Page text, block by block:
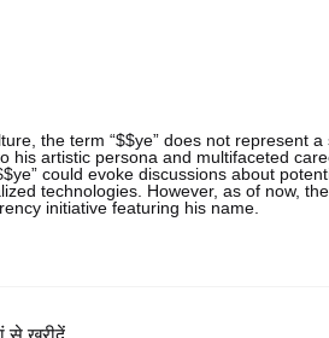
the term “$$ye” does not represent
his artistic persona and multifaceted
could evoke discussions about
technologies. However, as of now,
initiative featuring his name.